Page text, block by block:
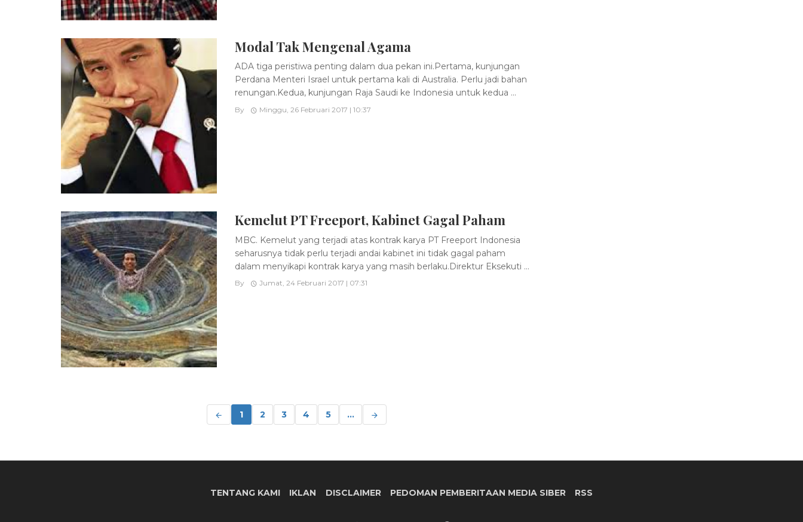
Modal Tak Mengenal Agama
ADA tiga peristiwa penting dalam dua pekan ini.Pertama, kunjungan
Perdana Menteri Israel untuk pertama kali di Australia. Perlu jadi bahan
renungan.Kedua, kunjungan Raja Saudi ke Indonesia untuk kedua ...
By Minggu, 26 Februari 2017 | 10:37
Kemelut PT Freeport, Kabinet Gagal Paham
MBC. Kemelut yang terjadi atas kontrak karya PT Freeport Indonesia
seharusnya tidak perlu terjadi andai kabinet ini tidak gagal paham
dalam menyikapi kontrak karya yang masih berlaku.Direktur Eksekuti ...
By Jumat, 24 Februari 2017 | 07:31
1 2 3 4 5 ...
TENTANG KAMI IKLAN DISCLAIMER PEDOMAN PEMBERITAAN MEDIA SIBER RSS